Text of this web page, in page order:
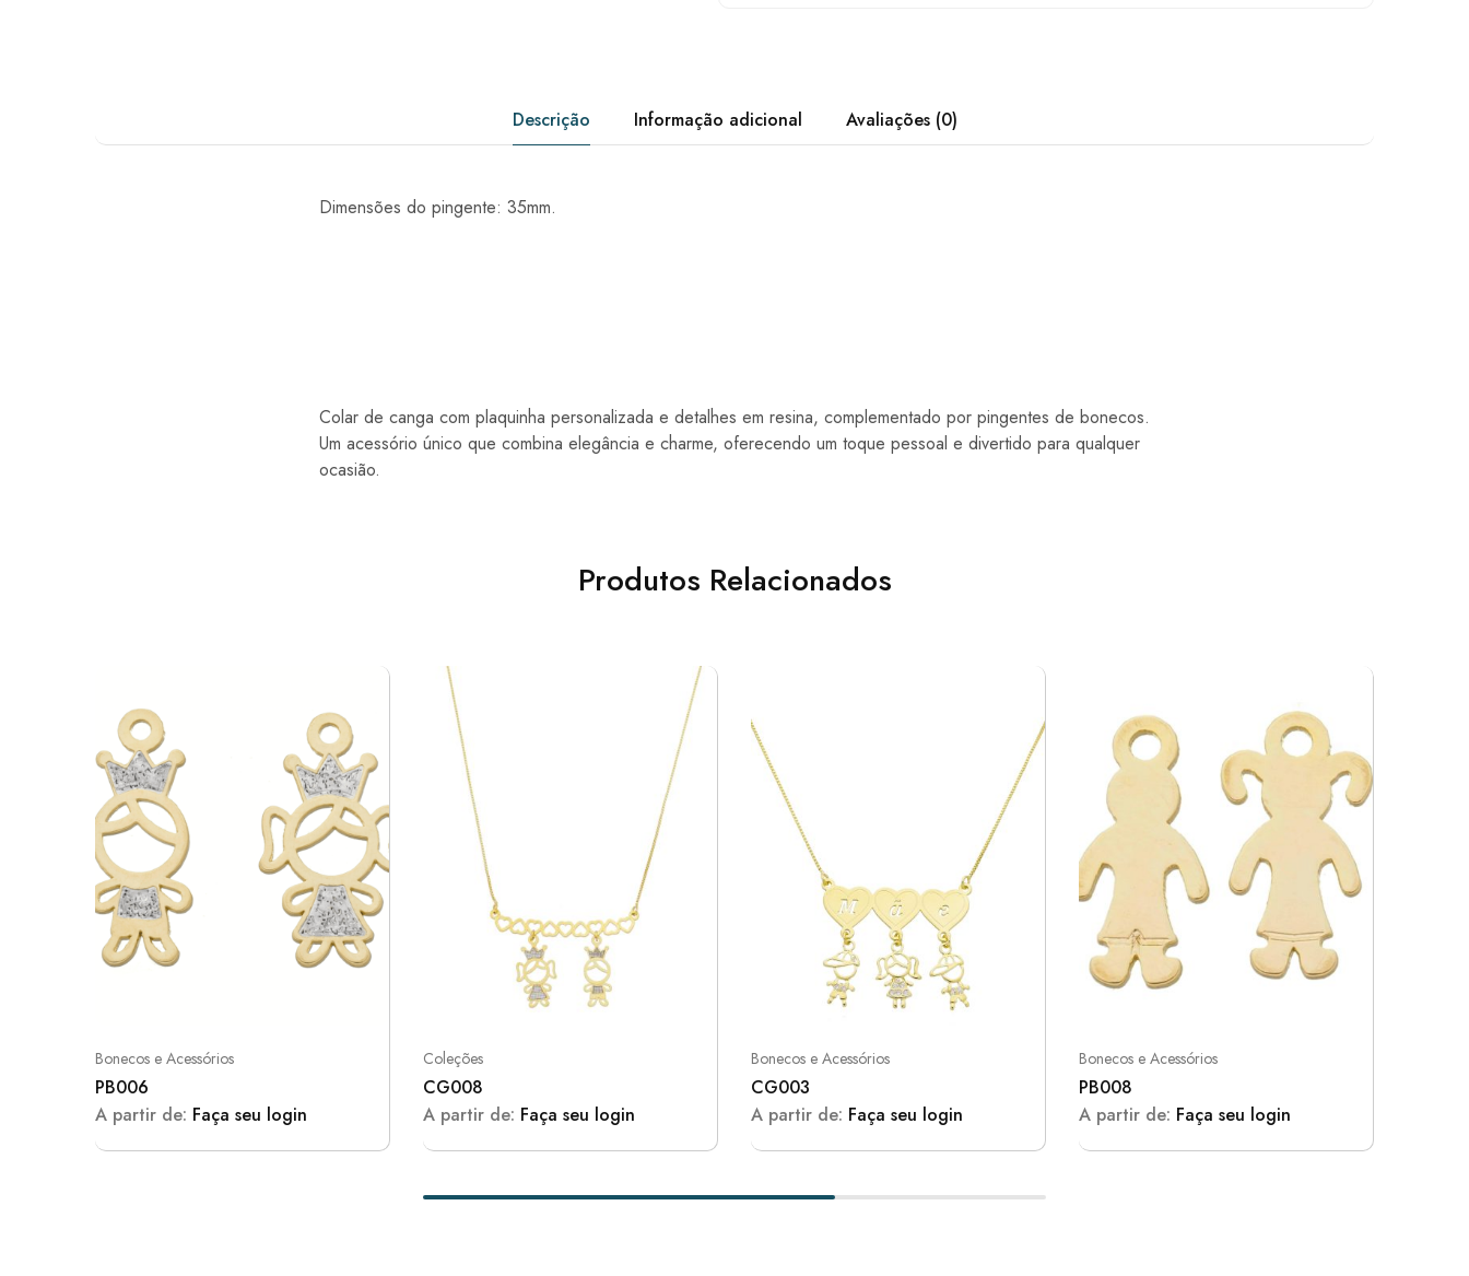
Descrição Informação adicional Avaliações (0)
Dimensões do pingente: 35mm.
Colar de canga com plaquinha personalizada e detalhes em resina, complementado por pingentes de bonecos.
Um acessório único que combina elegância e charme, oferecendo um toque pessoal e divertido para qualquer
ocasião.
Produtos Relacionados
Bonecos e Acessórios
PB006
A partir de: Faça seu login
Coleções
CG008
A partir de: Faça seu login
Bonecos e Acessórios
CG003
A partir de: Faça seu login
Bonecos e Acessórios
PB008
A partir de: Faça seu login